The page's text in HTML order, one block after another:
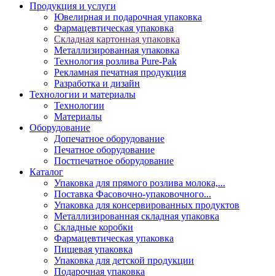
Продукция и услуги
Ювелирная и подарочная упаковка
Фармацевтическая упаковка
Складная картонная упаковка
Металлизированная упаковка
Технология розлива Pure-Pak
Рекламная печатная продукция
Разработка и дизайн
Технологии и материалы
Технологии
Материалы
Оборудование
Допечатное оборудование
Печатное оборудование
Постпечатное оборудование
Каталог
Упаковка для прямого розлива молока,...
Поставка Фасовочно-упаковочного...
Упаковка для консервированных продуктов
Металлизированная складная упаковка
Складные коробки
Фармацевтическая упаковка
Пищевая упаковка
Упаковка для детской продукции
Подарочная упаковка